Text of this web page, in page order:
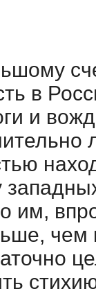
в
и
им,
чем